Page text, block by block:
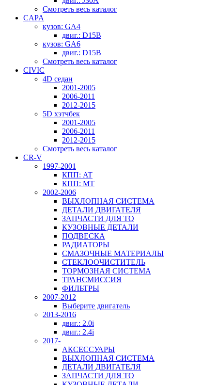
Смотреть весь каталог
CAPA
кузов: GA4
двиг.: D15B
кузов: GA6
двиг.: D15B
Смотреть весь каталог
CIVIC
4D седан
2001-2005
2006-2011
2012-2015
5D хэтчбек
2001-2005
2006-2011
2012-2015
Смотреть весь каталог
CR-V
1997-2001
КПП: AT
КПП: MT
2002-2006
ВЫХЛОПНАЯ СИСТЕМА
ДЕТАЛИ ДВИГАТЕЛЯ
ЗАПЧАСТИ ДЛЯ ТО
КУЗОВНЫЕ ДЕТАЛИ
ПОДВЕСКА
РАДИАТОРЫ
СМАЗОЧНЫЕ МАТЕРИАЛЫ
СТЕКЛООЧИСТИТЕЛЬ
ТОРМОЗНАЯ СИСТЕМА
ТРАНСМИССИЯ
ФИЛЬТРЫ
2007-2012
Выберите двигатель
2013-2016
двиг.: 2.0i
двиг.: 2.4i
2017-
АКСЕССУАРЫ
ВЫХЛОПНАЯ СИСТЕМА
ДЕТАЛИ ДВИГАТЕЛЯ
ЗАПЧАСТИ ДЛЯ ТО